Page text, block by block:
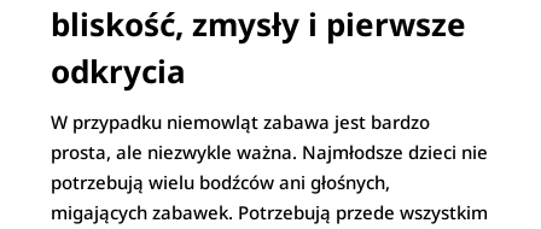
bliskość, zmysły i pierwsze
odkrycia
W przypadku niemowląt zabawa jest bardzo
prosta, ale niezwykle ważna. Najmłodsze dzieci nie
potrzebują wielu bodźców ani głośnych,
migających zabawek. Potrzebują przede wszystkim